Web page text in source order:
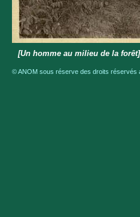
[Un homme au milieu de la
© ANOM sous réserve des droits réservés